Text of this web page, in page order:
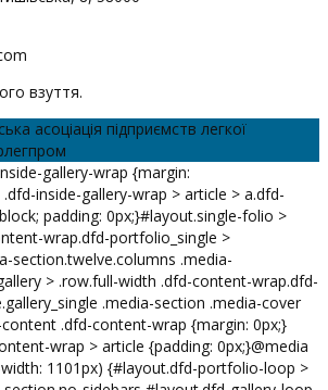
взуття.
асоціація підприємств легкої
gallery-wrap {margin:
inside-gallery-wrap > article > a.dfd-
padding: 0px;}#layout.single-folio >
wrap.dfd-portfolio_single >
section.twelve.columns .media-
> .row.full-width .dfd-content-wrap.dfd-
.media-section .media-cover
.dfd-content-wrap {margin: 0px;}
wrap > article {padding: 0px;}@media
1101px) {#layout.dfd-portfolio-loop >